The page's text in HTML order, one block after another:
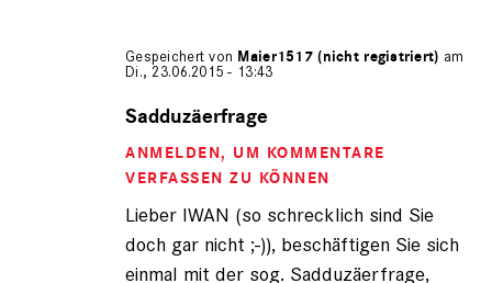
Gespeichert von Maier1517 (nicht registriert) am
Di., 23.06.2015 - 13:43
auf
Iwan
der
(nicht
registriert)
Sadduzäerfrage
ANMELDEN, UM KOMMENTARE
VERFASSEN ZU KÖNNEN
Lieber IWAN (so schrecklich sind Sie
doch gar nicht ;-)), beschäftigen Sie sich
einmal mit der sog. Sadduzäerfrage,